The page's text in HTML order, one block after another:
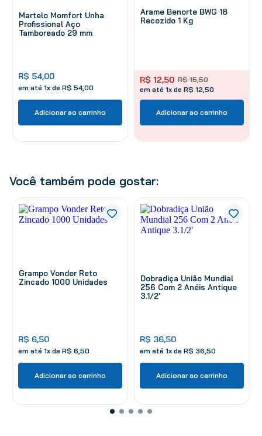
Martelo Momfort Unha
Profissional Aço
Tamboreado 29 mm
R$ 54,00
em até 1x de R$ 54,00
Adicionar ao carrinho
Arame Benorte BWG 18
Recozido 1 Kg
R$ 15,50
R$ 12,50
em até 1x de R$ 12,50
Adicionar ao carrinho
Você também pode gostar:
Grampo Vonder Reto
Zincado 1000 Unidades
R$ 6,50
em até 1x de R$ 6,50
Adicionar ao carrinho
Dobradiça União Mundial
256 Com 2 Anéis Antique
3.1/2'
R$ 36,50
em até 1x de R$ 36,50
Adicionar ao carrinho